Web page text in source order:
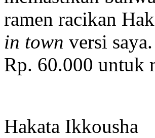
ramen racikan
in town versi saya.
Rp. 60.000 untuk
Hakata Ikkousha